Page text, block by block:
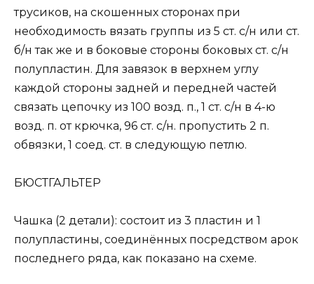
трусиков, на скошенных сторонах при
необходимость вязать группы из 5 ст. с/н или ст.
б/н так же и в боковые стороны боковых ст. с/н
полупластин. Для завязок в верхнем углу
каждой стороны задней и передней частей
связать цепочку из 100 возд. п., 1 ст. с/н в 4-ю
возд. п. от крючка, 96 ст. с/н. пропустить 2 п.
обвязки, 1 соед. ст. в следующую петлю.
БЮСТГАЛЬТЕР
Чашка (2 детали): состоит из 3 пластин и 1
полупластины, соединённых посредством арок
последнего ряда, как показано на схеме.